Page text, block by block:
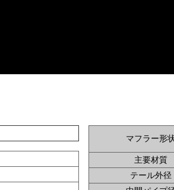
マフラー形
主要材質
テール外径